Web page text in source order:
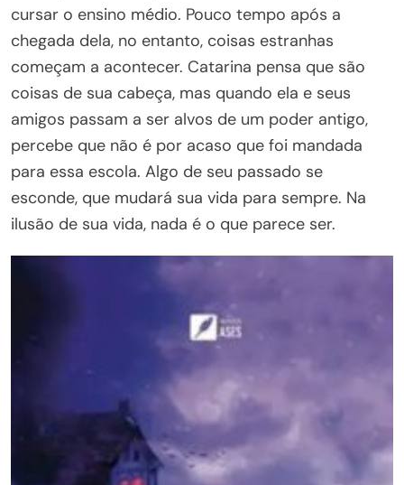
cursar o ensino médio. Pouco tempo após a
chegada dela, no entanto, coisas estranhas
começam a acontecer. Catarina pensa que são
coisas de sua cabeça, mas quando ela e seus
amigos passam a ser alvos de um poder antigo,
percebe que não é por acaso que foi mandada
para essa escola. Algo de seu passado se
esconde, que mudará sua vida para sempre. Na
ilusão de sua vida, nada é o que parece ser.